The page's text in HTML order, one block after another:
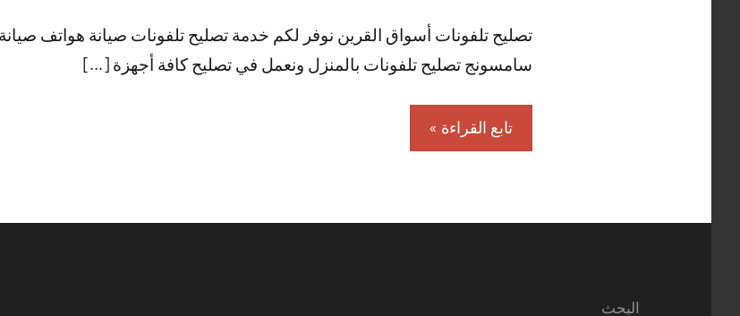
تعليقات
تصليح تلفونات أسواق القرين نوفر لكم خدمة تصليح تلفونات صيانة هواتف
سامسونج تصليح تلفونات بالمنزل ونعمل في تصليح كافة أجهزة […]
تابع القراءة
البحث